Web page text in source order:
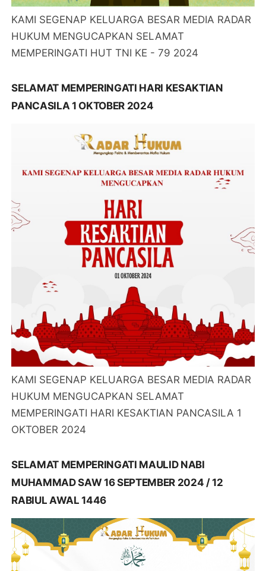
KAMI SEGENAP KELUARGA BESAR MEDIA RADAR
HUKUM MENGUCAPKAN SELAMAT
MEMPERINGATI HUT TNI KE - 79 2024
SELAMAT MEMPERINGATI HARI KESAKTIAN
PANCASILA 1 OKTOBER 2024
KAMI SEGENAP KELUARGA BESAR MEDIA RADAR
HUKUM MENGUCAPKAN SELAMAT
MEMPERINGATI HARI KESAKTIAN PANCASILA 1
OKTOBER 2024
SELAMAT MEMPERINGATI MAULID NABI
MUHAMMAD SAW 16 SEPTEMBER 2024 / 12
RABIUL AWAL 1446